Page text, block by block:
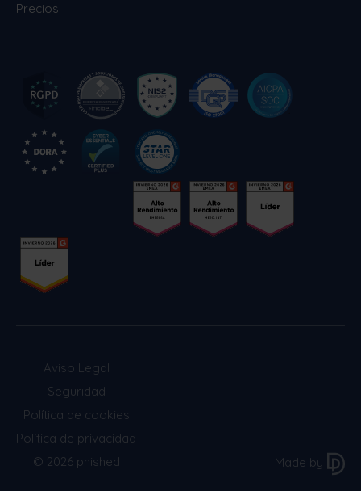
Precios
© 2026 phished
Política de privacidad
Política de cookies
Seguridad
Aviso Legal
Made by